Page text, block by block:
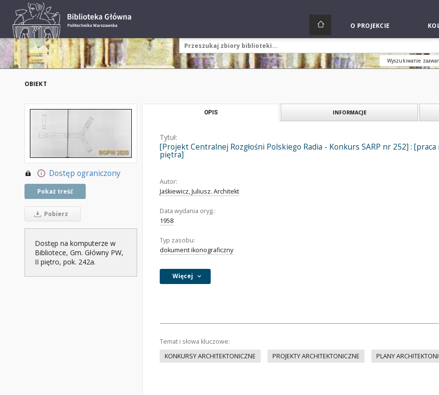
O PROJEKCIE
Wyszukiwanie
OBIEKT
Dostęp ograniczony
Pokaż treść
Pobierz
Dostęp na komputerze w
Bibliotece, Gm. Główny PW,
II piętro, pok. 242a.
OPIS INFORMACJE
Tytuł:
[Projekt Centralnej Rozgłośni Polskiego Radia - Konkurs SARP nr 252] :
piętra]
Autor:
Jaśkiewicz, Juliusz. Architekt
Data wydania oryg.:
1958
Typ zasobu:
dokument ikonograficzny
Więcej
Temat i słowa kluczowe:
KONKURSY ARCHITEKTONICZNE
PROJEKTY ARCHITEKTONICZNE PLANY